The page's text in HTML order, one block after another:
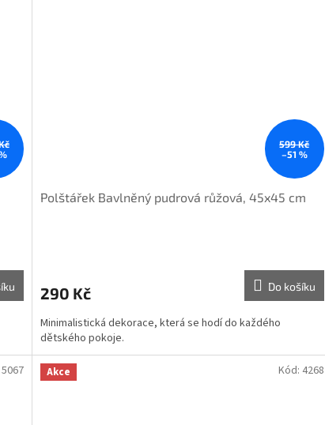
599 Kč
–51 %
Polštářek Bavlněný pudrová růžová, 45x45 cm
290 Kč Do košíku
Minimalistická dekorace, která se hodí do každého
dětského pokoje.
5067 Akce Kód: 4268